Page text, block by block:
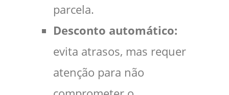
parcela.
Desconto automático:
evita atrasos, mas requer
atenção para não